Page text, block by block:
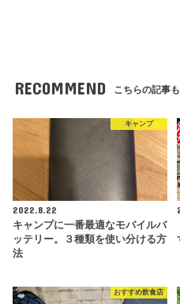
RECOMMEND こちらの記事も
キャンプ
2022.8.22
キャンプに一番最適なモバイルバ
ッテリー。３種類を使い分ける方
法
おすすめ飲食店